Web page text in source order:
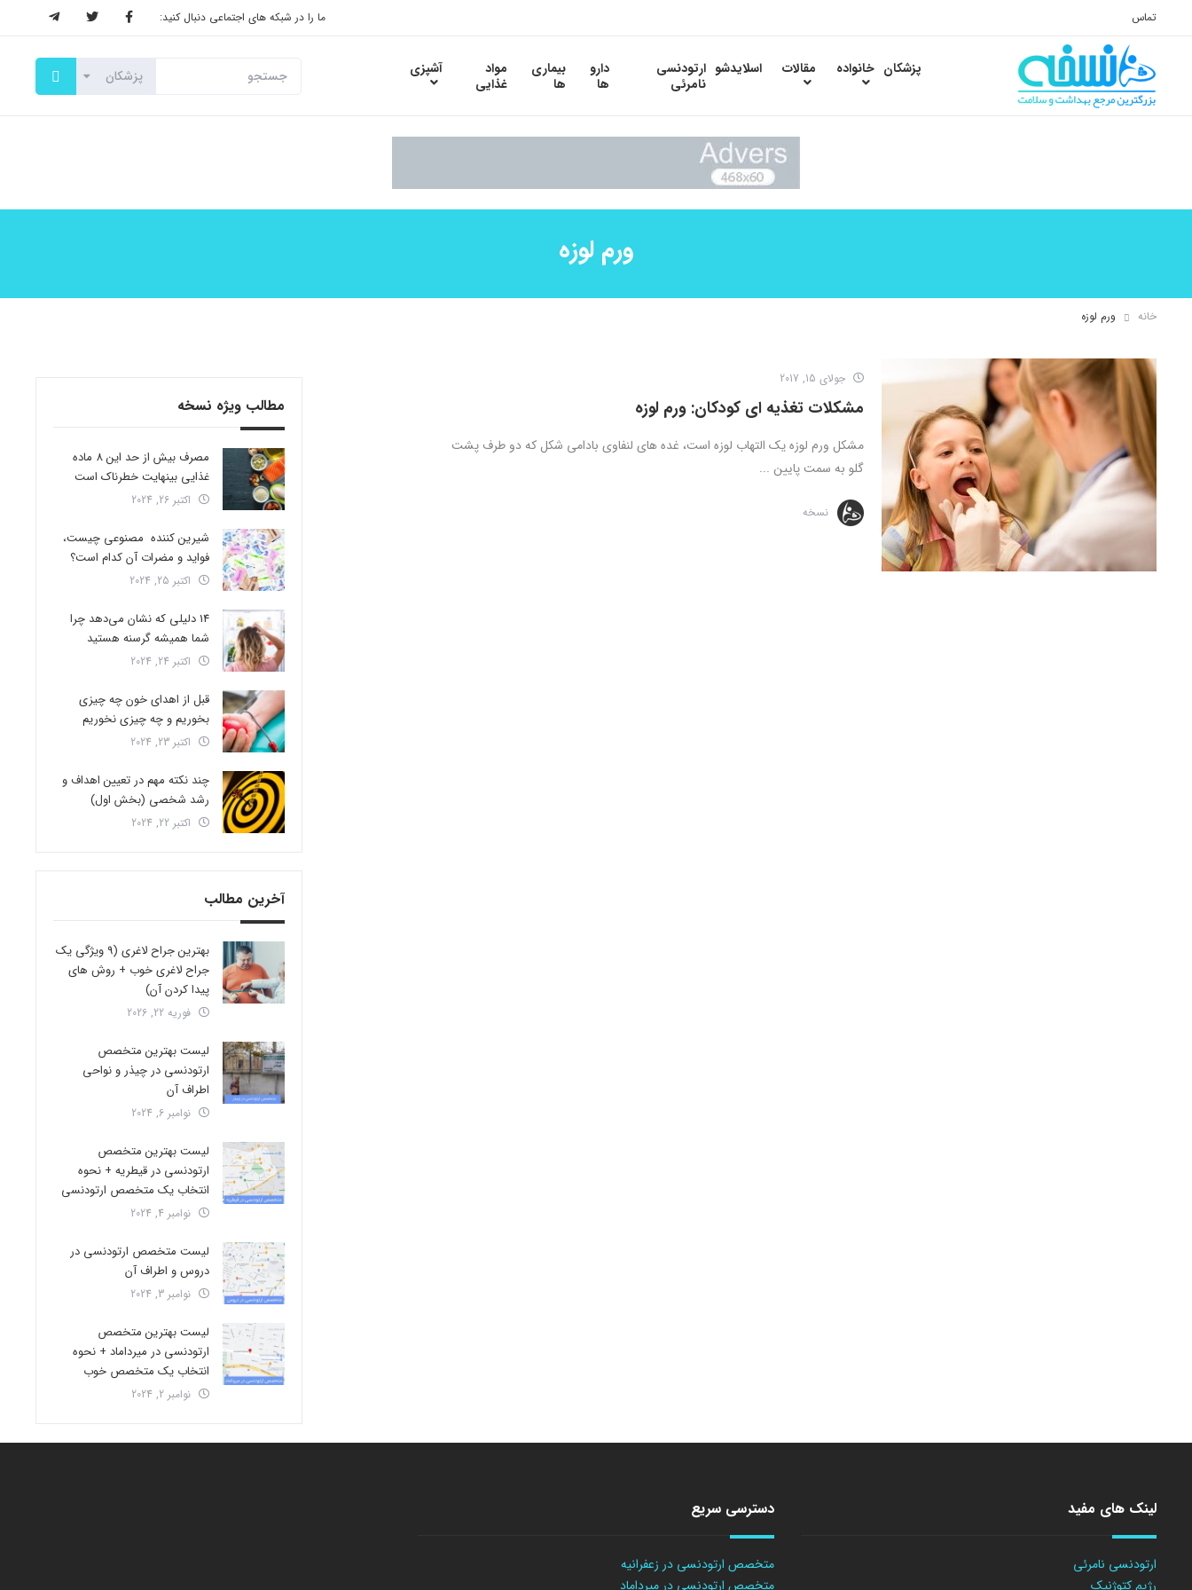
تماس ما را در شبکه های اجتماعی دنبال کنید:
پزشکان خانواده مقالات اسلایدشو ارتودنسی
نامرئی
دارو
ها
بیماری
ها
مواد
غذایی
آشپزی
ورم لوزه
خانه ورم لوزه
جولای 15, 2017
مشکلات تغذیه ای کودکان: ورم لوزه
مشکل ورم لوزه یک التهاب لوزه است، غده های لنفاوی بادامی شکل که دو طرف پشت
گلو به سمت پایین ...
نسخه
مطالب ویژه نسخه
مصرف بیش از حد این 8 ماده
غذایی بینهایت خطرناک است
اکتبر 26, 2024
شیرین کننده مصنوعی چیست،
فواید و مضرات آن کدام است؟
اکتبر 25, 2024
14 دلیلی که نشان می‌دهد چرا
شما همیشه گرسنه هستید
اکتبر 24, 2024
قبل از اهدای خون چه چیزی
بخوریم و چه چیزی نخوریم
اکتبر 23, 2024
چند نکته مهم در تعیین اهداف و
رشد شخصی (بخش اول)
اکتبر 22, 2024
آخرین مطالب
بهترین جراح لاغری (9 ویژگی یک
جراح لاغری خوب + روش های
پیدا کردن آن)
فوریه 22, 2026
لیست بهترین متخصص
ارتودنسی در چیذر و نواحی
اطراف آن
نوامبر 6, 2024
لیست بهترین متخصص
ارتودنسی در قیطریه + نحوه
انتخاب یک متخصص ارتودنسی
نوامبر 4, 2024
لیست متخصص ارتودنسی در
دروس و اطراف آن
نوامبر 3, 2024
لیست بهترین متخصص
ارتودنسی در میرداماد + نحوه
انتخاب یک متخصص خوب
نوامبر 2, 2024
لینک های مفید
ارتودنسی نامرئی
رژیم کتوژنیک
دسترسی سریع
متخصص ارتودنسی در زعفرانیه
متخصص ارتودنسی در میرداماد